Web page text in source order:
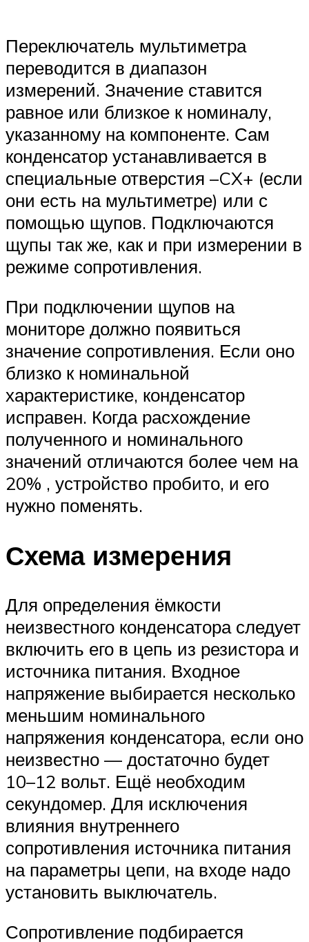
Переключатель мультиметра
переводится в диапазон
измерений. Значение ставится
равное или близкое к номиналу,
указанному на компоненте. Сам
конденсатор устанавливается в
специальные отверстия –CX+ (если
они есть на мультиметре) или с
помощью щупов. Подключаются
щупы так же, как и при измерении в
режиме сопротивления.
При подключении щупов на
мониторе должно появиться
значение сопротивления. Если оно
близко к номинальной
характеристике, конденсатор
исправен. Когда расхождение
полученного и номинального
значений отличаются более чем на
20% , устройство пробито, и его
нужно поменять.
Схема измерения
Для определения ёмкости
неизвестного конденсатора следует
включить его в цепь из резистора и
источника питания. Входное
напряжение выбирается несколько
меньшим номинального
напряжения конденсатора, если оно
неизвестно — достаточно будет
10–12 вольт. Ещё необходим
секундомер. Для исключения
влияния внутреннего
сопротивления источника питания
на параметры цепи, на входе надо
установить выключатель.
Сопротивление подбирается